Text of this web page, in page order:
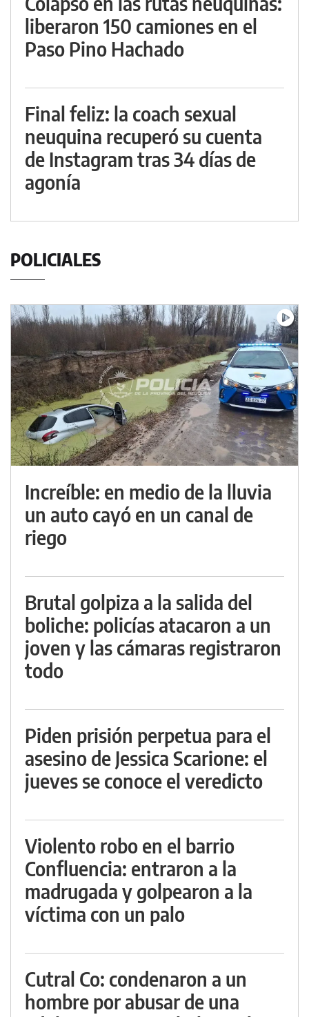
liberaron 150 camiones en el
Paso Pino Hachado
Final feliz: la coach sexual
neuquina recuperó su cuenta
de Instagram tras 34 días de
agonía
POLICIALES
Increíble: en medio de la lluvia
un auto cayó en un canal de
riego
Brutal golpiza a la salida del
boliche: policías atacaron a un
joven y las cámaras registraron
todo
Piden prisión perpetua para el
asesino de Jessica Scarione: el
jueves se conoce el veredicto
Violento robo en el barrio
Confluencia: entraron a la
madrugada y golpearon a la
víctima con un palo
Cutral Co: condenaron a un
hombre por abusar de una